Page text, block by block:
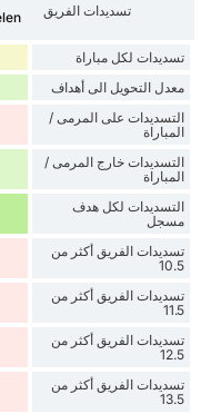
تسديدات الفريق
تسديدات لكل مباراة
معدل التحويل الى أهداف
التسديدات على المرمى /
المباراة
التسديدات خارج المرمى /
المباراة
التسديدات لكل هدف
مسجل
تسديدات الفريق أكثر من
10.5
تسديدات الفريق أكثر من
11.5
تسديدات الفريق أكثر من
12.5
تسديدات الفريق أكثر من
13.5